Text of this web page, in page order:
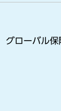
グローバル保